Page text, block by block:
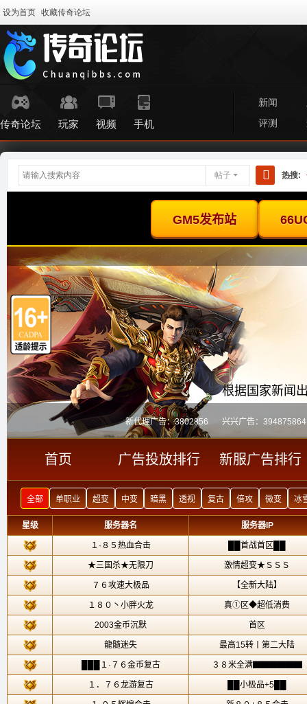
设为首页 收藏传奇论坛
传奇论坛 玩家 视频 手机
新闻
评测
帖子
搜
热搜: